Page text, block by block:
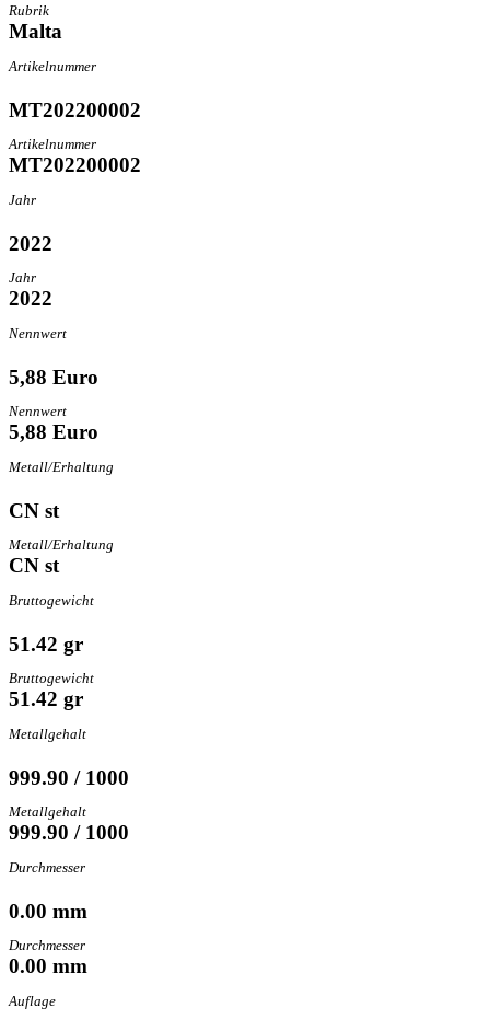
Rubrik
Malta
Artikelnummer
MT202200002
Artikelnummer
MT202200002
Jahr
2022
Jahr
2022
Nennwert
5,88 Euro
Nennwert
5,88 Euro
Metall/Erhaltung
CN st
Metall/Erhaltung
CN st
Bruttogewicht
51.42 gr
Bruttogewicht
51.42 gr
Metallgehalt
999.90 / 1000
Metallgehalt
999.90 / 1000
Durchmesser
0.00 mm
Durchmesser
0.00 mm
Auflage